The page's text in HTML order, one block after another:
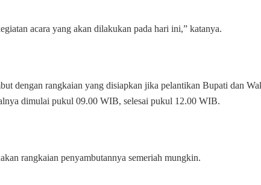
acara yang akan dilakukan pada hari ini,” katanya.
dengan rangkaian yang disiapkan jika pelantikan Bupati dan
dimulai pukul 09.00 WIB, selesai pukul 12.00 WIB.
rangkaian penyambutannya semeriah mungkin.